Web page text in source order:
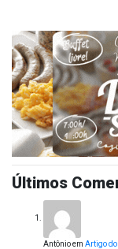
Últimos
Antônioem Artigo do